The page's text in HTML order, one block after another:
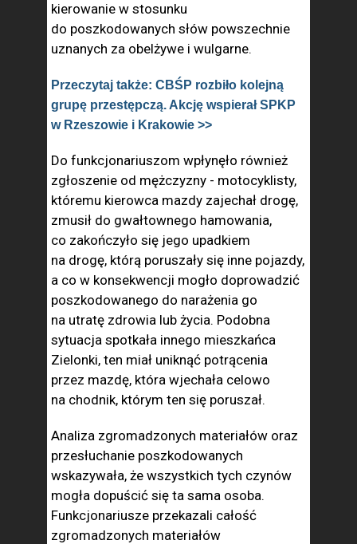
kierowanie w stosunku
do poszkodowanych słów powszechnie
uznanych za obelżywe i wulgarne.
Przeczytaj także: CBŚP rozbiło kolejną
grupę przestępczą. Akcję wspierał SPKP
w Rzeszowie i Krakowie >>
Do funkcjonariuszom wpłynęło również
zgłoszenie od mężczyzny - motocyklisty,
któremu kierowca mazdy zajechał drogę,
zmusił do gwałtownego hamowania,
co zakończyło się jego upadkiem
na drogę, którą poruszały się inne pojazdy,
a co w konsekwencji mogło doprowadzić
poszkodowanego do narażenia go
na utratę zdrowia lub życia. Podobna
sytuacja spotkała innego mieszkańca
Zielonki, ten miał uniknąć potrącenia
przez mazdę, która wjechała celowo
na chodnik, którym ten się poruszał.
Analiza zgromadzonych materiałów oraz
przesłuchanie poszkodowanych
wskazywała, że wszystkich tych czynów
mogła dopuścić się ta sama osoba.
Funkcjonariusze przekazali całość
zgromadzonych materiałów